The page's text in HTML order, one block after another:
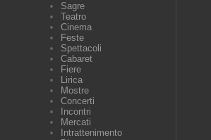
Sagre
Teatro
Cinema
Feste
Spettacoli
Cabaret
Fiere
Lirica
Mostre
Concerti
Incontri
Mercati
Intrattenimento